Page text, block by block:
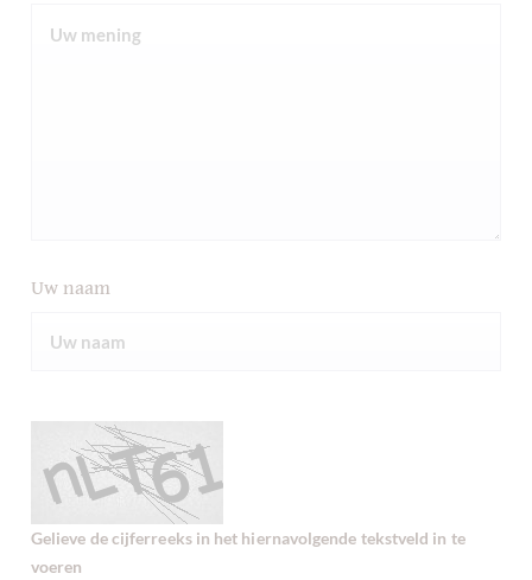
Uw naam
Gelieve de cijferreeks in het hiernavolgende tekstveld in te
voeren